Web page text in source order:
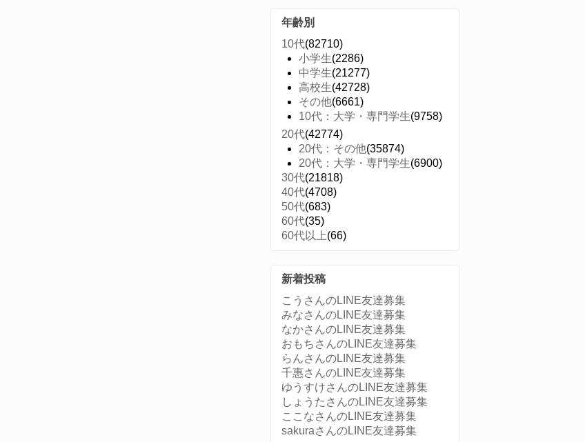
年齢別
10代(82710)
小学生(2286)
中学生(21277)
高校生(42728)
その他(6661)
10代：大学・専門学生(9758)
20代(42774)
20代：その他(35874)
20代：大学・専門学生(6900)
30代(21818)
40代(4708)
50代(683)
60代(35)
60代以上(66)
新着投稿
こうさんのLINE友達募集
みなさんのLINE友達募集
なかさんのLINE友達募集
おもちさんのLINE友達募集
らんさんのLINE友達募集
千惠さんのLINE友達募集
ゆうすけさんのLINE友達募集
しょうたさんのLINE友達募集
ここなさんのLINE友達募集
sakuraさんのLINE友達募集